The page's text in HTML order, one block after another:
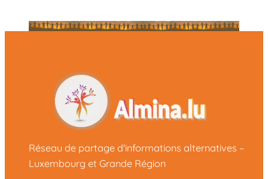
Réseau de partage d'informations alternatives –
Luxembourg et Grande Région